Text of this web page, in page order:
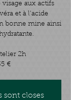
aux actifs
et à l'acide
bonne mine ainsi
2h
€
sont closes